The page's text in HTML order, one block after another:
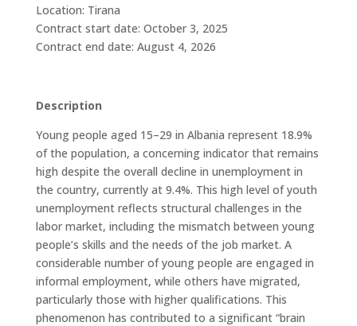
Location: Tirana
Contract start date: October 3, 2025
Contract end date: August 4, 2026
Description
Young people aged 15–29 in Albania represent 18.9%
of the population, a concerning indicator that remains
high despite the overall decline in unemployment in
the country, currently at 9.4%. This high level of youth
unemployment reflects structural challenges in the
labor market, including the mismatch between young
people’s skills and the needs of the job market. A
considerable number of young people are engaged in
informal employment, while others have migrated,
particularly those with higher qualifications. This
phenomenon has contributed to a significant “brain